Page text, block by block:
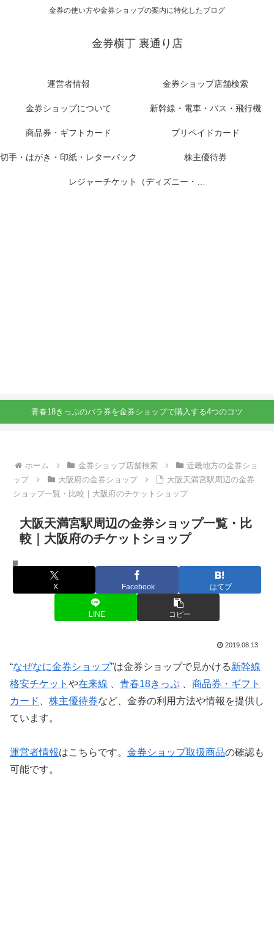
金券の使い方や金券ショップの案内に特化したブログ
金券横丁 裏通り店
運営者情報 金券ショップ店舗検索
金券ショップについて 新幹線・電車・バス・飛行機
商品券・ギフトカード プリペイドカード
切手・はがき・印紙・レターパック 株主優待券
レジャーチケット（ディズニー・USJ他）
青春18きっぷのバラ券を金券ショップで購入する4つのコツ
ホーム 金券ショップ店舗検索
近畿地方の金券ショ
ップ
大阪府の金券ショップ
大阪天満宮駅周辺の金券
ショップ一覧・比較｜大阪府のチケットショップ
大阪天満宮駅周辺の金券ショップ一覧・比
較｜大阪府のチケットショップ
大阪府の金券ショップ
X Facebook はてブ
LINE コピー
2019.08.13
“なぜなに金券ショップ”は金券ショップで見かける新幹線
格安チケット や在来線 青春18きっぷ
商品券・ギフト
カード
株主優待券など、金券の利用方法や情報を提供し
ています。
運営者情報はこちらです。 金券ショップ取扱商品の確認も
可能です。